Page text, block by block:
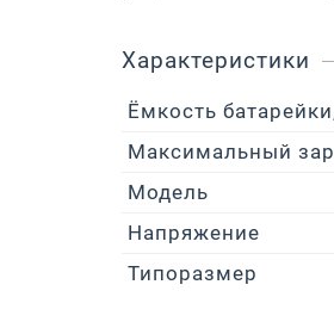
Характеристики
Ёмкость
Максимальный
Модель
Напряжение
Типоразмер